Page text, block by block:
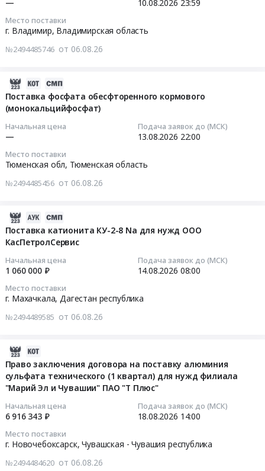
— 10.08.2026 23:59
Место поставки
г. Владимир, Владимирская область
№2494485746 от 06.08.26
Поставка фосфата обесфторенного кормового
(монокальцийфосфат)
Начальная цена
—
Подача заявок до (МСК)
13.08.2026 22:00
Место поставки
Тюменская обл, Тюменская область
№2494485456 от 06.08.26
Поставка катионита КУ-2-8 Nа для нужд ООО
КасПетролСервис
Начальная цена
1 060 000 ₽
Подача заявок до (МСК)
14.08.2026 08:00
Место поставки
г. Махачкала,Дагестан республика
№2494489585 от 06.08.26
Право заключения договора на поставку алюминия
сульфата технического (1 квартал) для нужд филиала
"Марий Эл и Чувашии" ПАО "Т Плюс"
Начальная цена
6 916 343 ₽
Подача заявок до (МСК)
18.08.2026 14:00
Место поставки
г. Новочебоксарск,Чувашская - Чувашия республика
№2494484620 от 06.08.26